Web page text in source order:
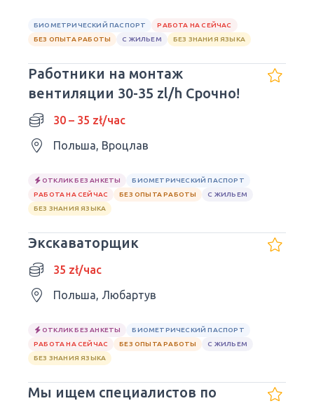
БИОМЕТРИЧЕСКИЙ ПАСПОРТ
РАБОТА НА СЕЙЧАС
БЕЗ ОПЫТА РАБОТЫ
С ЖИЛЬЕМ БЕЗ ЗНАНИЯ ЯЗЫКА
Работники на монтаж
вентиляции 30-35 zl/h Срочно!
30 – 35 zł/час
Польша, Вроцлав
ОТКЛИК БЕЗ АНКЕТЫ
БИОМЕТРИЧЕСКИЙ ПАСПОРТ
РАБОТА НА СЕЙЧАС
БЕЗ ОПЫТА РАБОТЫ
С ЖИЛЬЕМ
БЕЗ ЗНАНИЯ ЯЗЫКА
Экскаваторщик
35 zł/час
Польша, Любартув
ОТКЛИК БЕЗ АНКЕТЫ
БИОМЕТРИЧЕСКИЙ ПАСПОРТ
РАБОТА НА СЕЙЧАС
БЕЗ ОПЫТА РАБОТЫ
С ЖИЛЬЕМ
БЕЗ ЗНАНИЯ ЯЗЫКА
Мы ищем специалистов по